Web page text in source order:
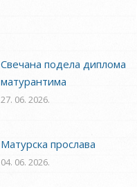
Свечана подела диплома
матурантима
27. 06. 2026.
Матурска прослава
04. 06. 2026.